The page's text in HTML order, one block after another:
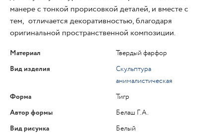
манере с тонкой прорисовкой деталей, и вместе с
тем, отличается декоративностью, благодаря
оригинальной пространственной композиции.
Материал
Твердый фарфор
Вид изделия
Скульптура
анималистическая
Форма
Тигр
Автор формы
Белаш Г.А.
Вид рисунка
Белый